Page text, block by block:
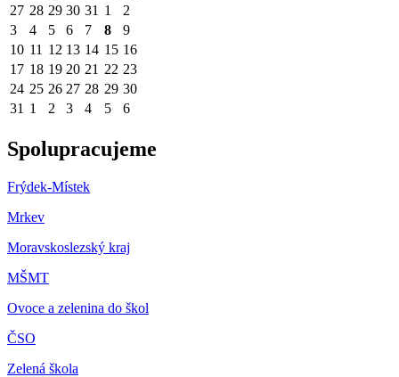
27 28 29 30 31 1
2
3
4 5 6 7 8
9
10 11 12 13 14 15 16
17 18 19 20 21 22 23
24 25 26 27 28 29 30
31 1 2 3 4 5 6
Spolupracujeme
Frýdek-Místek
Mrkev
Moravskoslezský kraj
MŠMT
Ovoce a zelenina do škol
ČSO
Zelená škola